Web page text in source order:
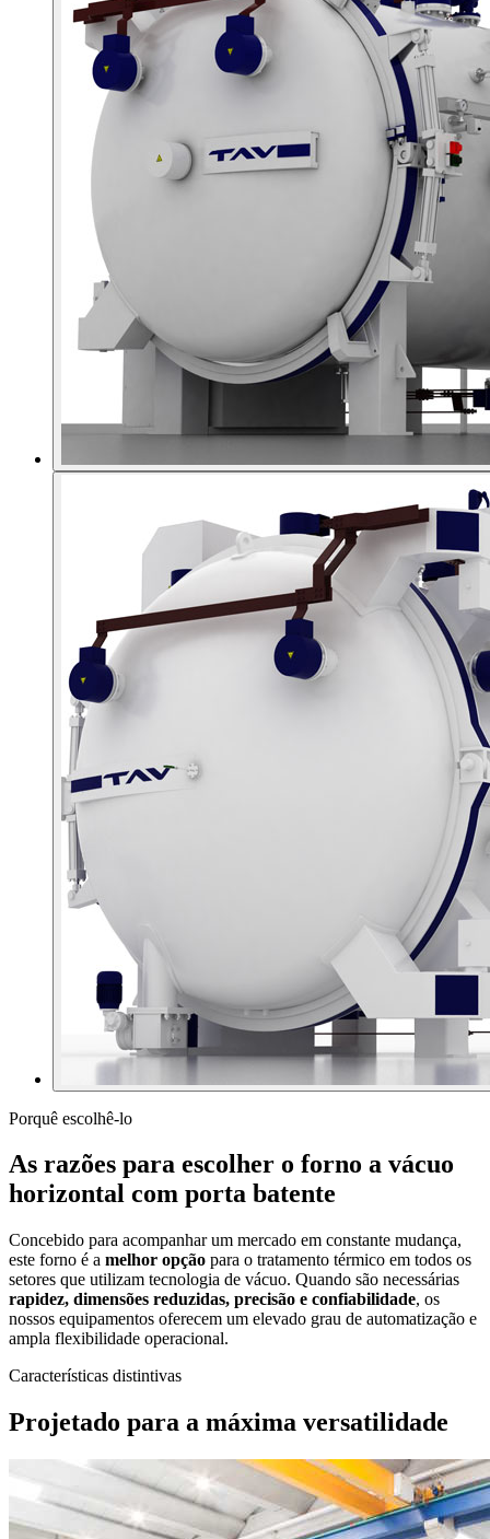
Porquê escolhê-lo
As razões para escolher o forno a vácuo
horizontal com porta batente
Concebido para acompanhar um mercado em constante mudança,
este forno é a melhor opção para o tratamento térmico em todos os
setores que utilizam tecnologia de vácuo. Quando são necessárias
rapidez, dimensões reduzidas, precisão e confiabilidade, os
nossos equipamentos oferecem um elevado grau de automatização e
ampla flexibilidade operacional.
Características distintivas
Projetado para a máxima versatilidade